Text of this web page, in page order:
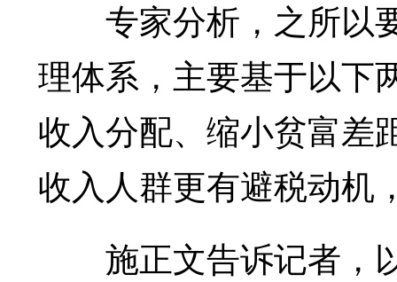
专家分析，之所以
理体系，主要基于以下
收入分配、缩小贫富差
收入人群更有避税动机
施正文告诉记者，